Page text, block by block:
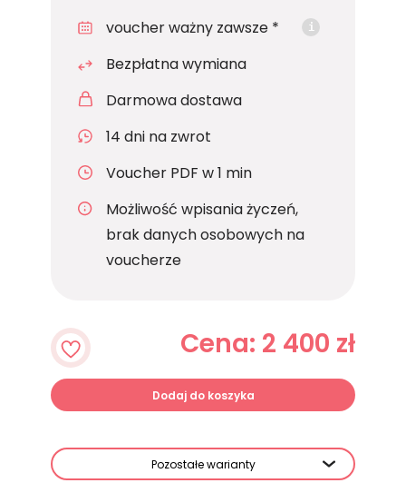
voucher ważny zawsze * i
Bezpłatna wymiana
Darmowa dostawa
14 dni na zwrot
Voucher PDF w 1 min
Możliwość wpisania życzeń,
brak danych osobowych na
voucherze
Cena: 2 400 zł
Dodaj do koszyka
Pozostałe warianty